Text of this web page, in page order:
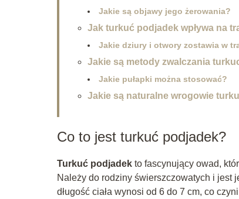
Jakie są objawy jego żerowania?
Jak turkuć podjadek wpływa na
Jakie dziury i otwory zostawia w
Jakie są metody zwalczania
Jakie pułapki można stosować?
Jakie są naturalne wrogowie
Co to jest turkuć podjadek?
Turkuć podjadek to fascynujący owad,
Należy do rodziny świerszczowatych i jest
długość ciała wynosi od 6 do 7 cm, co